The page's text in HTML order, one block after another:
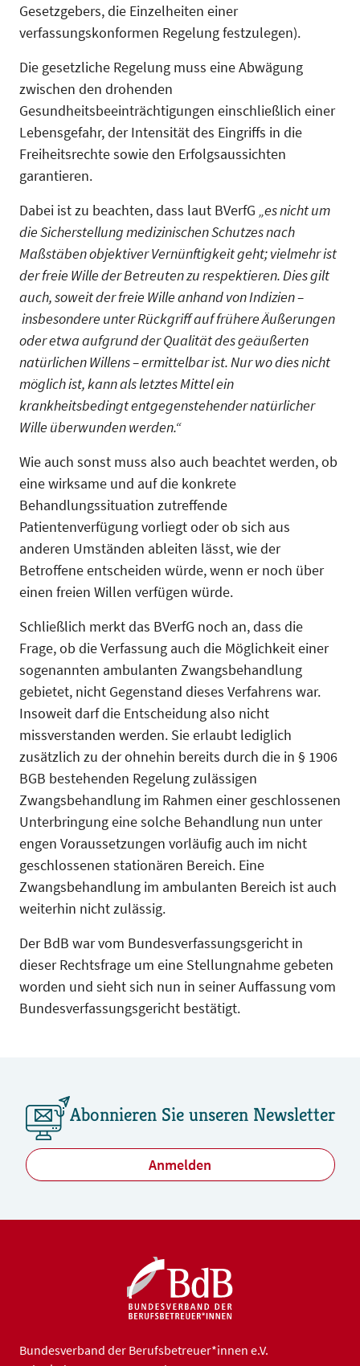
Gesetzgebers, die Einzelheiten einer
verfassungskonformen Regelung festzulegen).
Die gesetzliche Regelung muss eine Abwägung
zwischen den drohenden
Gesundheitsbeeinträchtigungen einschließlich einer
Lebensgefahr, der Intensität des Eingriffs in die
Freiheitsrechte sowie den Erfolgsaussichten
garantieren.
Dabei ist zu beachten, dass laut BVerfG „es nicht um
die Sicherstellung medizinischen Schutzes nach
Maßstäben objektiver Vernünftigkeit geht; vielmehr ist
der freie Wille der Betreuten zu respektieren. Dies gilt
auch, soweit der freie Wille anhand von Indizien –
insbesondere unter Rückgriff auf frühere Äußerungen
oder etwa aufgrund der Qualität des geäußerten
natürlichen Willens – ermittelbar ist. Nur wo dies nicht
möglich ist, kann als letztes Mittel ein
krankheitsbedingt entgegenstehender natürlicher
Wille überwunden werden.“
Wie auch sonst muss also auch beachtet werden, ob
eine wirksame und auf die konkrete
Behandlungssituation zutreffende
Patientenverfügung vorliegt oder ob sich aus
anderen Umständen ableiten lässt, wie der
Betroffene entscheiden würde, wenn er noch über
einen freien Willen verfügen würde.
Schließlich merkt das BVerfG noch an, dass die
Frage, ob die Verfassung auch die Möglichkeit einer
sogenannten ambulanten Zwangsbehandlung
gebietet, nicht Gegenstand dieses Verfahrens war.
Insoweit darf die Entscheidung also nicht
missverstanden werden. Sie erlaubt lediglich
zusätzlich zu der ohnehin bereits durch die in § 1906
BGB bestehenden Regelung zulässigen
Zwangsbehandlung im Rahmen einer geschlossenen
Unterbringung eine solche Behandlung nun unter
engen Voraussetzungen vorläufig auch im nicht
geschlossenen stationären Bereich. Eine
Zwangsbehandlung im ambulanten Bereich ist auch
weiterhin nicht zulässig.
Der BdB war vom Bundesverfassungsgericht in
dieser Rechtsfrage um eine Stellungnahme gebeten
worden und sieht sich nun in seiner Auffassung vom
Bundesverfassungsgericht bestätigt.
Abonnieren Sie unseren Newsletter
Anmelden
Bundesverband der Berufsbetreuer*innen e.V.